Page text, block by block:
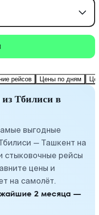
рейсов Цены по дням
Тбилиси в
выгодные
— Ташкент на
рейсы
цены и
на самолёт.
2 месяца —